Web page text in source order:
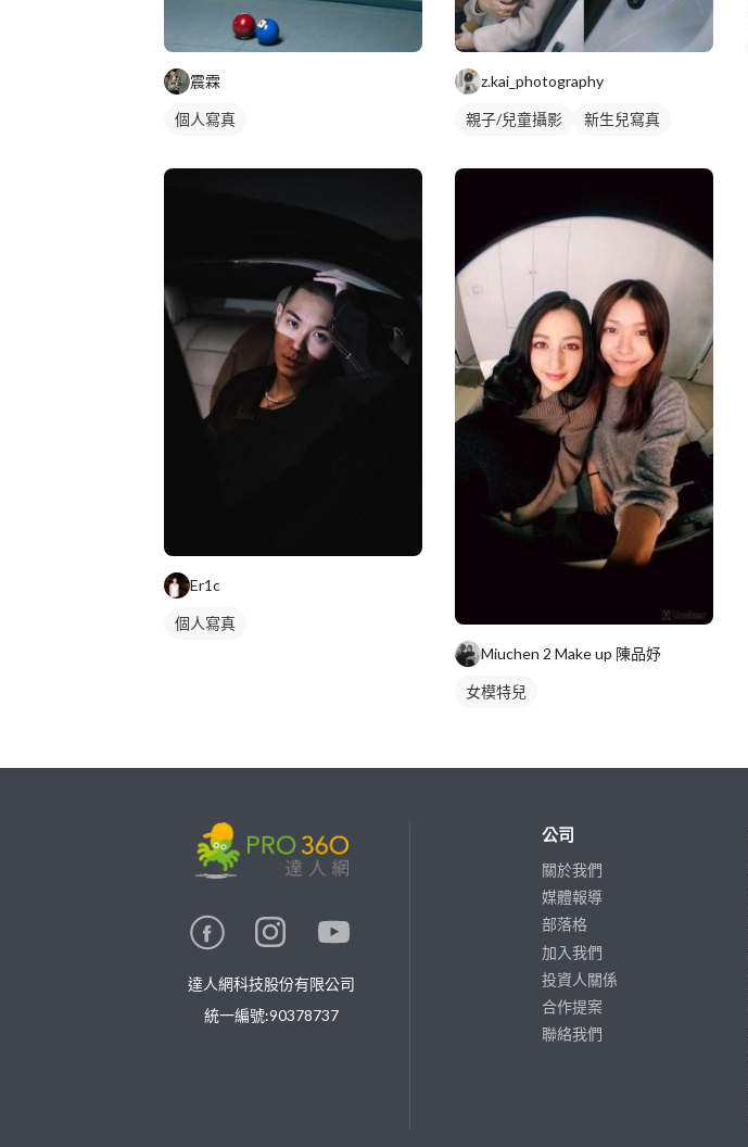
震霖
個人寫真
Er1c
個人寫真
z.kai_photography
親子/兒童攝影 新生兒寫真
Miuchen 2 Make up 陳品妤
女模特兒
達人網科技股份有限公司
統一編號:90378737
公司
關於我們
媒體報導
部落格
加入我們
投資人關係
合作提案
聯絡我們